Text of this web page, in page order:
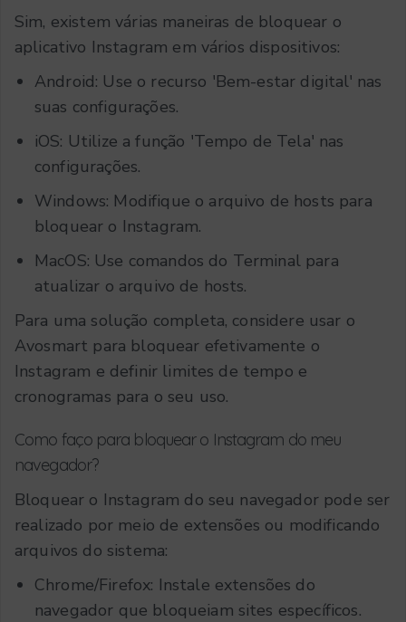
Sim, existem várias maneiras de bloquear o
aplicativo Instagram em vários dispositivos:
Android: Use o recurso 'Bem-estar digital' nas
suas configurações.
iOS: Utilize a função 'Tempo de Tela' nas
configurações.
Windows: Modifique o arquivo de hosts para
bloquear o Instagram.
MacOS: Use comandos do Terminal para
atualizar o arquivo de hosts.
Para uma solução completa, considere usar o
Avosmart para bloquear efetivamente o
Instagram e definir limites de tempo e
cronogramas para o seu uso.
Como faço para bloquear o Instagram do meu
navegador?
Bloquear o Instagram do seu navegador pode ser
realizado por meio de extensões ou modificando
arquivos do sistema:
Chrome/Firefox: Instale extensões do
navegador que bloqueiam sites específicos.